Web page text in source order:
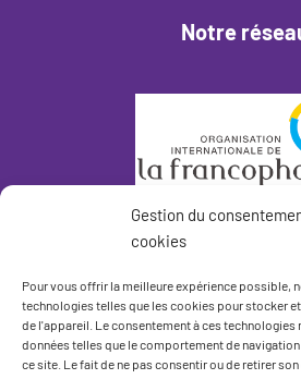
Gestion du
cookies
Pour vous offrir la meilleure expérience possible,
technologies telles que les cookies pour stocker
de l'appareil. Le consentement à ces
données telles que le comportement de
ce site. Le fait de ne pas consentir ou de retirer
Notre